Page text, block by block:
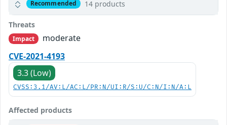
Recommended 14 products
Threats
Impact
moderate
CVE-2021-4193
3.3 (Low)
CVSS:3.1/AV:L/AC:L/PR:N/UI:R/S:U/C:N/I:N/A:L
Affected products